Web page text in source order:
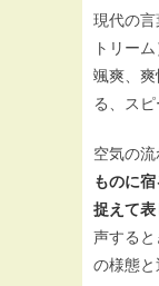
現代の
トリー
颯爽、
る、スピ
空気の流
ものに
捉えて表
声する
の様態